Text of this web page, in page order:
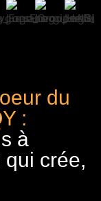
du
:
à
crée,